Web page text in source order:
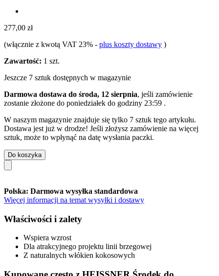
277,00 zł
(włącznie z kwotą VAT 23% - plus koszty dostawy )
Zawartość: 1 szt.
Jeszcze 7 sztuk dostępnych w magazynie
Darmowa dostawa do środa, 12 sierpnia, jeśli zamówienie
zostanie złożone do poniedziałek do godziny 23:59 .
W naszym magazynie znajduje się tylko 7 sztuk tego artykułu.
Dostawa jest już w drodze! Jeśli złożysz zamówienie na więcej
sztuk, może to wpłynąć na datę wysłania paczki.
Do koszyka
Polska: Darmowa wysyłka standardowa
Więcej informacji na temat wysyłki i dostawy
Właściwości i zalety
Wspiera wzrost
Dla atrakcyjnego projektu linii brzegowej
Z naturalnych włókien kokosowych